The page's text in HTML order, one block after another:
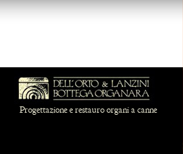
Progettazione e restauro organi a canne